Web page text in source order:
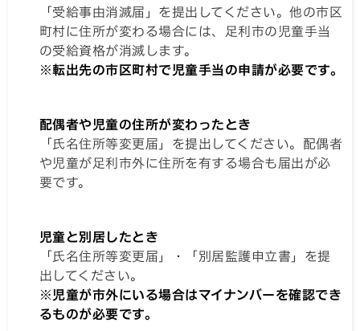
「受給事由消滅届」を提出してください。他の市区
町村に住所が変わる場合には、足利市の児童手当
の受給資格が消滅します。
※転出先の市区町村で児童手当の申請が必要です。
配偶者や児童の住所が変わったとき
「氏名住所等変更届」を提出してください。配偶者
や児童が足利市外に住所を有する場合も届出が必
要です。
児童と別居したとき
「氏名住所等変更届」・「別居監護申立書」を提
出してください。
※児童が市外にいる場合はマイナンバーを確認でき
るものが必要です。